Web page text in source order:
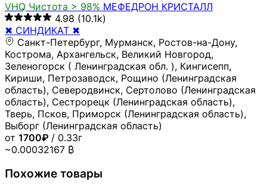
VHQ Чистота > 98% МЕФЕДРОН КРИСТАЛЛ
4.98 (10.1k)
✖ СИНДИКАТ ✖
Санкт-Петербург, Мурманск, Ростов-на-Дону,
Кострома, Архангельск, Великий Новгород,
Зеленогорск ( Ленинградская обл. ), Кингисепп,
Кириши, Петрозаводск, Рощино (Ленинградская
область), Северодвинск, Сертолово (Ленинградская
область), Сестрорецк (Ленинградская область),
Тверь, Псков, Приморск (Ленинградская область),
Выборг (Ленинградская область)
от 1700₽ / 0.33г
~0.00032167 ₿
Похожие товары